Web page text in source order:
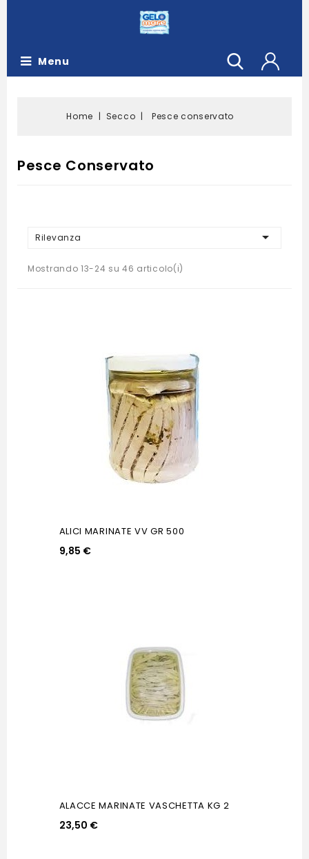
Menu
Home Secco Pesce conservato
Pesce Conservato
Rilevanza 
Mostrando 13-24 su 46 articolo(i)
ALICI MARINATE VV GR 500
9,85 €
ALACCE MARINATE VASCHETTA KG 2
23,50 €